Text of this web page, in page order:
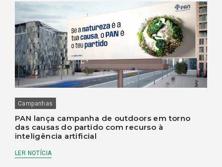
Campanhas
PAN lança campanha de outdoors em torno
das causas do partido com recurso à
inteligência artificial
LER NOTÍCIA